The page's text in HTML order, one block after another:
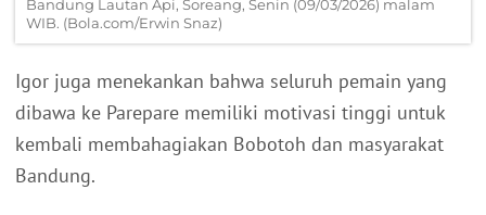
Bandung Lautan Api, Soreang, Senin (09/03/2026) malam
WIB. (Bola.com/Erwin Snaz)
Igor juga menekankan bahwa seluruh pemain yang
dibawa ke Parepare memiliki motivasi tinggi untuk
kembali membahagiakan Bobotoh dan masyarakat
Bandung.